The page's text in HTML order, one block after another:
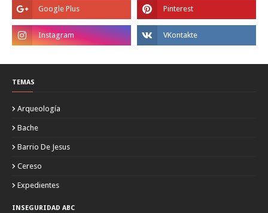
TEMAS
Arqueología
Bache
Barrio De Jesus
Cereso
Expedientes
INSEGURIDAD ABC